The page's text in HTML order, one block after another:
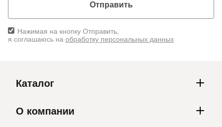
Отправить
Нажимая на кнопку Отправить,
я соглашаюсь на обработку персональных данных
Каталог
О компании